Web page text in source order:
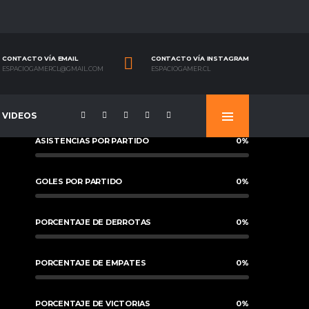
CONTACTO VÍA EMAIL
ESPACIOGAMERCL@GMAIL.COM
CONTACTO VÍA INSTAGRAM
ESPACIOGAMER.CL
VIDEOS
ASISTENCIAS POR PARTIDO 0%
GOLES POR PARTIDO 0%
PORCENTAJE DE DERROTAS 0%
PORCENTAJE DE EMPATES 0%
PORCENTAJE DE VICTORIAS 0%